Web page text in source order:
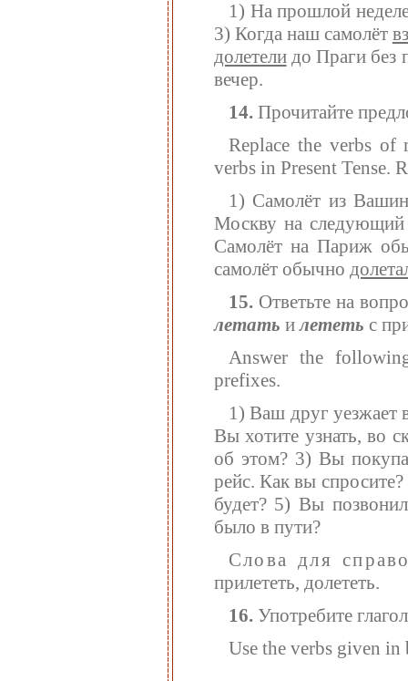
1) На прошлой
3) Когда наш самолёт
долетелидо Праги без
вечер.
14. Прочитайте
Replace the verbs
verbs in Present Tense.
1) Самолёт из
Москву на
Самолёт на Париж
самолёт обычно
15. Ответьте на
летать илететь с
Answer the
prefixes.
1) Ваш друг уезжает
Вы хотите узнать, во
об этом? 3) Вы
рейс. Как вы
будет? 5) Вы
было в пути?
Слова для
прилететь, долететь.
16. Употребите
Use the verbs given